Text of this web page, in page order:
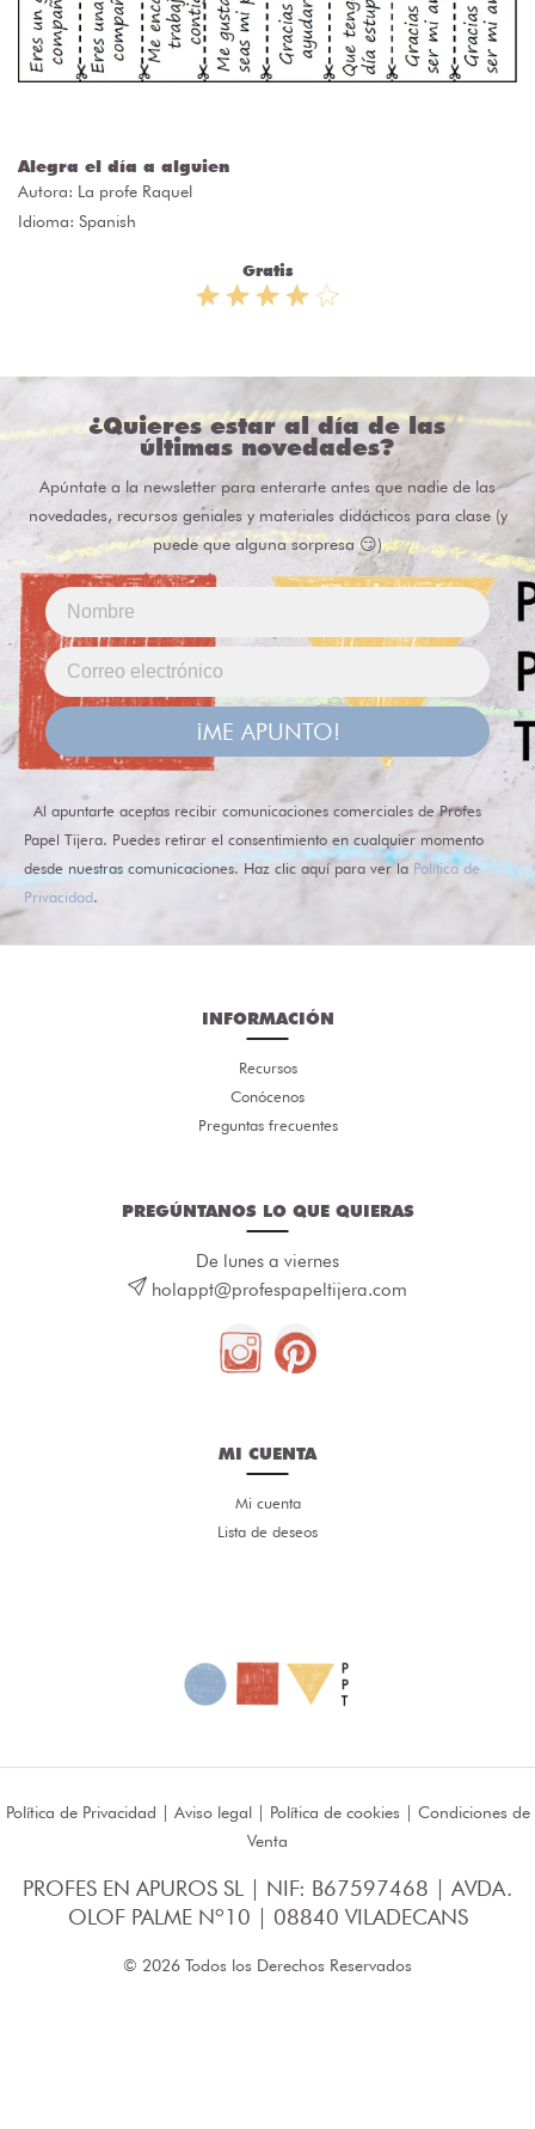
Alegra el día a alguien
Autora: La profe Raquel
Idioma: Spanish
Gratis
¿Quieres estar al día de las
últimas novedades?
Apúntate a la newsletter para enterarte antes que nadie de las
novedades, recursos geniales y materiales didácticos para clase (y
puede que alguna sorpresa 😏)
¡ME APUNTO!
Al apuntarte aceptas recibir comunicaciones comerciales de Profes
Papel Tijera. Puedes retirar el consentimiento en cualquier momento
desde nuestras comunicaciones. Haz clic aquí para ver la Política de
Privacidad.
INFORMACIÓN
Recursos
Conócenos
Preguntas frecuentes
PREGÚNTANOS LO QUE QUIERAS
De lunes a viernes
holappt@profespapeltijera.com
MI CUENTA
Mi cuenta
Lista de deseos
Política de Privacidad | Aviso legal| Política de cookies | Condiciones de
Venta
PROFES EN APUROS SL | NIF: B67597468 | AVDA.
OLOF PALME Nº10 | 08840 VILADECANS
© 2026 Todos los Derechos Reservados